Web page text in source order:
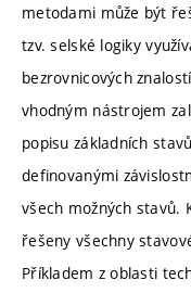
metodami může být
tzv. selské logiky
bezrovnicových
vhodným nástrojem
popisu základních
definovanými
všech možných stavů.
řešeny všechny
Příkladem z oblasti